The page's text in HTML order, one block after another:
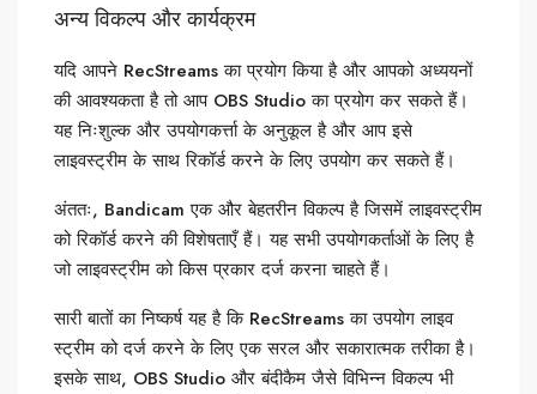
अन्य विकल्प और कार्यक्रम
यदि आपने RecStreams का प्रयोग किया है और आपको अध्ययनों
की आवश्यकता है तो आप OBS Studio का प्रयोग कर सकते हैं।
यह निःशुल्क और उपयोगकर्त्ता के अनुकूल है और आप इसे
लाइवस्ट्रीम के साथ रिकॉर्ड करने के लिए उपयोग कर सकते हैं।
अंततः, Bandicam एक और बेहतरीन विकल्प है जिसमें लाइवस्ट्रीम
को रिकॉर्ड करने की विशेषताएँ हैं। यह सभी उपयोगकर्ताओं के लिए है
जो लाइवस्ट्रीम को किस प्रकार दर्ज करना चाहते हैं।
सारी बातों का निष्कर्ष यह है कि RecStreams का उपयोग लाइव
स्ट्रीम को दर्ज करने के लिए एक सरल और सकारात्मक तरीका है।
इसके साथ, OBS Studio और बंदीकैम जैसे विभिन्न विकल्प भी